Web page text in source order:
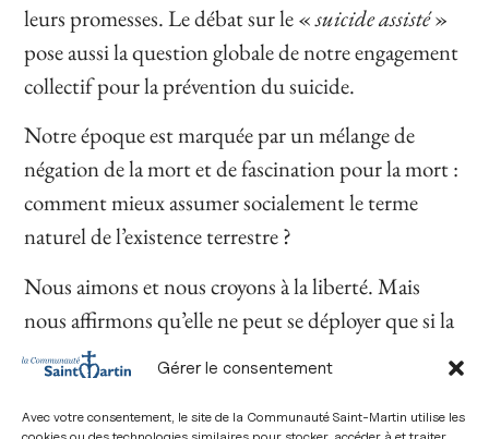
Gérer le consentement
Avec votre consentement, le site de la Communauté Saint-Martin utilise les
leurs promesses. Le débat sur le «suicide assisté»
pose aussi la question globale de notre engagement
collectif pour la prévention du suicide.
Notre époque est marquée par un mélange de
négation de la mort et de fascination pour la mort :
comment mieux assumer socialement le terme
naturel de l’existence terrestre ?
Nous aimons et nous croyons à la liberté. Mais
nous affirmons qu’elle ne peut se déployer que si la
valeur de la vie de chacun est pleinement reconnue
et respectée. C’est dans ce cadre protecteur qu’il
convient de mettre en œuvre tous les chemins